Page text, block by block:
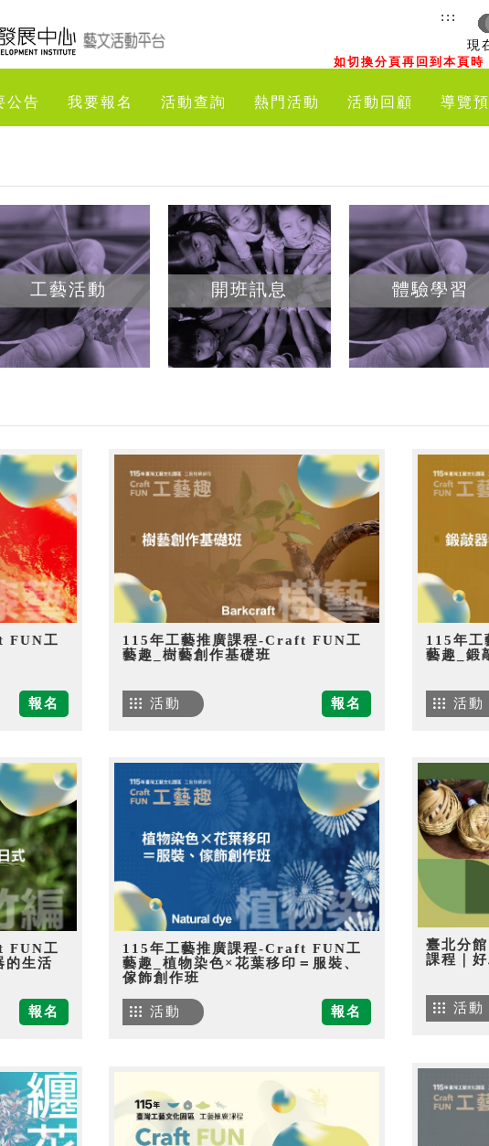
現
如切換分頁再回到本頁
:::
公告 我要報名 活動查詢 熱門活動 活動回顧 導覽
工藝活動 開班訊息 體驗學習
FUN工
報名
115年工藝推廣課程-Craft FUN工
藝趣_樹藝創作基礎班
報名
活動
115年
藝趣_鍛
活動
FUN工
的生活
報名
115年工藝推廣課程-Craft FUN工
藝趣_植物染色×花葉移印＝服裝、
傢飾創作班
報名
活動
臺北分
課程｜
活動